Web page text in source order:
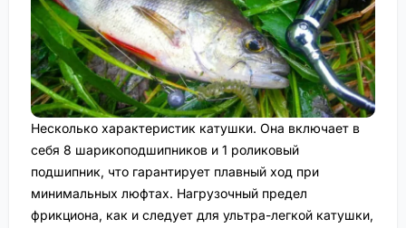
Несколько характеристик катушки. Она включает в
себя 8 шарикоподшипников и 1 роликовый
подшипник, что гарантирует плавный ход при
минимальных люфтах. Нагрузочный предел
фрикциона, как и следует для ультра-легкой катушки,